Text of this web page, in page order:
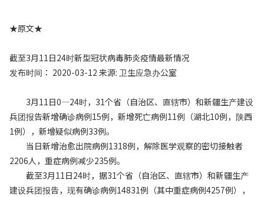
★原文★
截至3月11日24时新型冠状病毒肺炎疫情最新情况
发布时间： 2020-03-12 来源: 卫生应急办公室
3月11日0—24时，31个省（自治区、直辖市）和新疆生产建设
兵团报告新增确诊病例15例，新增死亡病例11例（湖北10例，陕西
1例），新增疑似病例33例。
当日新增治愈出院病例1318例，解除医学观察的密切接触者
2206人，重症病例减少235例。
截至3月11日24时，据31个省（自治区、直辖市）和新疆生产
建设兵团报告，现有确诊病例14831例（其中重症病例4257例），